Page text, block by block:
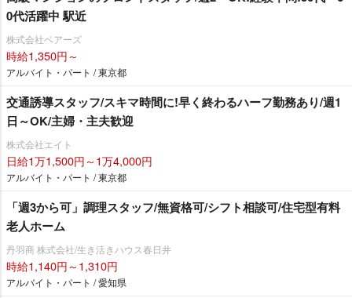
0代活躍中 駅近
株式会社ベアーズ
時給1,350円～
アルバイト・パート / 東京都
交通誘導スタッフ/スキマ時間に!早く終わるハーフ勤務あり/週1
日～OK/主婦・主夫歓迎
株式会社エイト
日給1万1,500円～1万4,000円
アルバイト・パート / 東京都
「週3から可」調理スタッフ/無資格可/シフト相談可/住宅型有料
老人ホーム
丹羽商 株式会社/生き活きハウス春日井
時給1,140円～1,310円
アルバイト・パート / 愛知県